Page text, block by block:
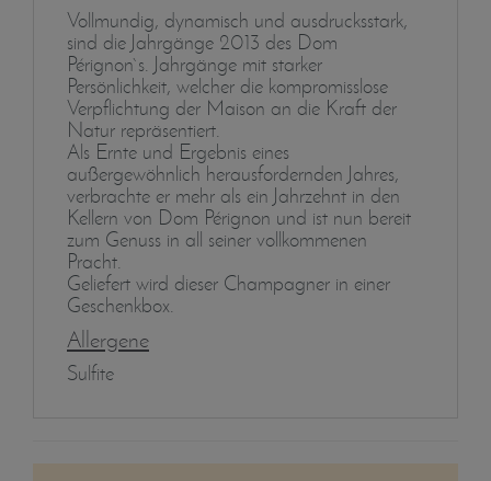
Vollmundig, dynamisch und ausdrucksstark,
sind die Jahrgänge 2013 des Dom
Pérignon`s. Jahrgänge mit starker
Persönlichkeit, welcher die kompromisslose
Verpflichtung der Maison an die Kraft der
Natur repräsentiert.
Als Ernte und Ergebnis eines
außergewöhnlich herausfordernden Jahres,
verbrachte er mehr als ein Jahrzehnt in den
Kellern von Dom Pérignon und ist nun bereit
zum Genuss in all seiner vollkommenen
Pracht.
Geliefert wird dieser Champagner in einer
Geschenkbox.
Allergene
Sulfite